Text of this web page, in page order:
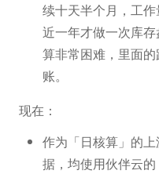
续十天半个月，工
近一年才做一次库
算非常困难，里面
账。
现在：
作为「日核算」的
据，均使用伙伴云